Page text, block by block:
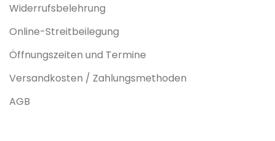
Widerrufsbelehrung
Online-Streitbeilegung
Öffnungszeiten und Termine
Versandkosten / Zahlungsmethoden
AGB